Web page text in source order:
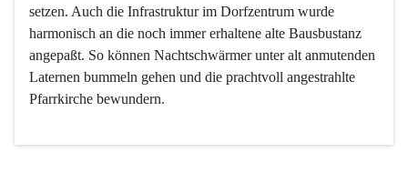
setzen. Auch die Infrastruktur im Dorfzentrum wurde
harmonisch an die noch immer erhaltene alte Bausbustanz
angepaßt. So können Nachtschwärmer unter alt anmutenden
Laternen bummeln gehen und die prachtvoll angestrahlte
Pfarrkirche bewundern.
Der Weinbau dominert heute nicht mehr, ist aber integrativer